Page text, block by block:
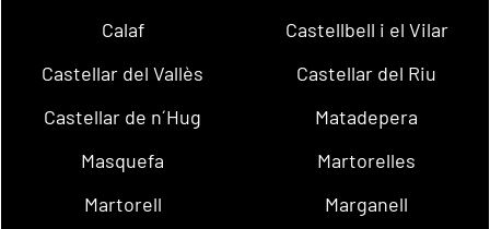
Calaf
Castellbell i el Vilar
Castellar del Vallès
Castellar del Riu
Castellar de n´Hug
Matadepera
Masquefa
Martorelles
Martorell
Marganell